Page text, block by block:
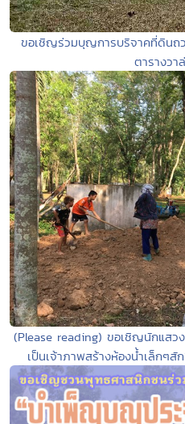
ขอเชิญร่วมบุญการบริจาคที่ดินถ
ตารางวา
(Please reading) ขอเชิญนักแสว
เป็นเจ้าภาพสร้างห้องน้ำเล็กๆสั